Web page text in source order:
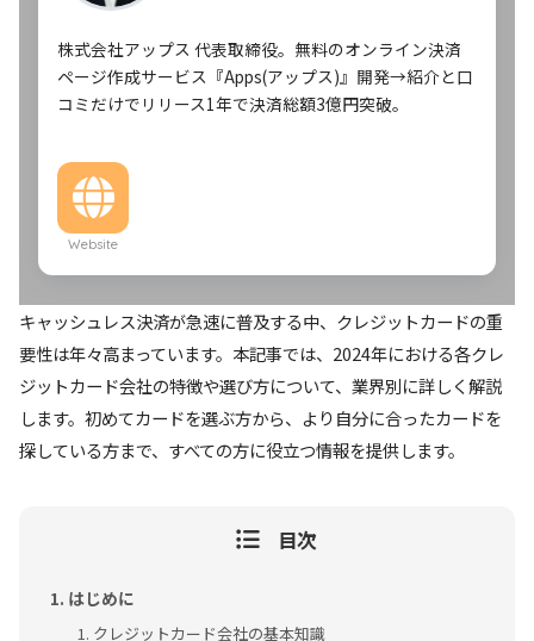
株式会社アップス 代表取締役。無料のオンライン決済
ページ作成サービス『Apps(アップス)』開発→紹介と口
コミだけでリリース1年で決済総額3億円突破。
Website
キャッシュレス決済が急速に普及する中、クレジットカードの重
要性は年々高まっています。本記事では、2024年における各クレ
ジットカード会社の特徴や選び方について、業界別に詳しく解説
します。初めてカードを選ぶ方から、より自分に合ったカードを
探している方まで、すべての方に役立つ情報を提供します。
目次
はじめに
クレジットカード会社の基本知識